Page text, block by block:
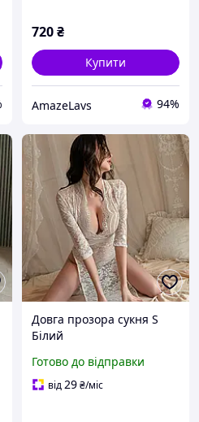
720₴
Купити
AmazeLavs 94%
Довга прозора сукня S
Білий
Готово до відправки
від29₴/міс